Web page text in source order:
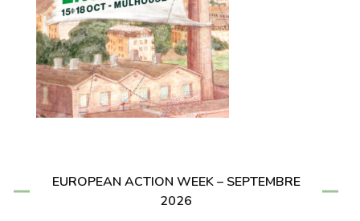
EUROPEAN ACTION WEEK – SEPTEMBRE
2026